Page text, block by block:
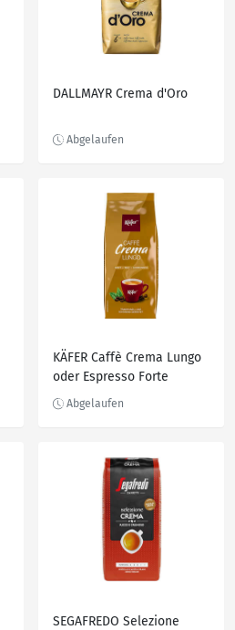
DALLMAYR Crema d'Oro
KÄFER Caffè Crema Lungo
oder Espresso Forte
SEGAFREDO Selezione